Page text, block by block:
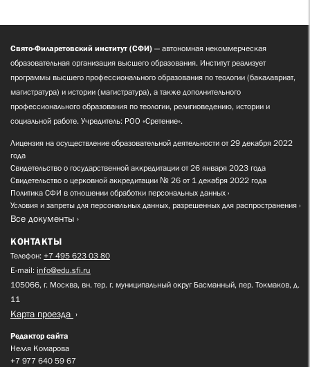
Свято-Филаретовский институт (СФИ) — автономная некоммерческая
образовательная организация высшего образования. Институт реализует
программы высшего профессионального образования по теологии (бакалавриат,
магистратура) и истории (магистратура), а также дополнительного
профессионального образования по теологии, религиоведению, истории и
социальной работе. Учредитель: РОО «Сретение».
Лицензия на осуществление образовательной деятельности от 29 декабря 2022
года
Свидетельство о государственной аккредитации от 26 января 2023 года
Свидетельство о церковной аккредитации № 26 от 1 декабря 2022 года
Политика СФИ в отношении обработки персональных данных
Условия и запреты для персональных данных, разрешенных для распространения
Все документы
КОНТАКТЫ
Телефон: +7 495 623 03 80
E-mail: info@edu.sfi.ru
105066, г. Москва, вн. тер. г. муниципальный округ Басманный, пер. Токмаков, д.
11
Карта проезда
Редактор сайта
Нелля Комарова
+7 977 640 59 67